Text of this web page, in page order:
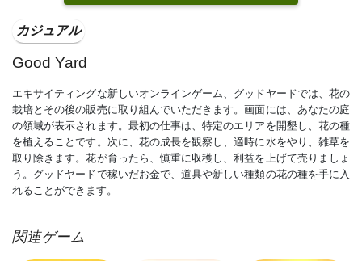
カジュアル
Good Yard
エキサイティングな新しいオンラインゲーム、グッドヤードでは、花の
栽培とその後の販売に取り組んでいただきます。画面には、あなたの庭
の領域が表示されます。最初の仕事は、特定のエリアを開墾し、花の種
を植えることです。次に、花の成長を観察し、適時に水をやり、雑草を
取り除きます。花が育ったら、慎重に収穫し、利益を上げて売りましょ
う。グッドヤードで稼いだお金で、道具や新しい種類の花の種を手に入
れることができます。
関連ゲーム